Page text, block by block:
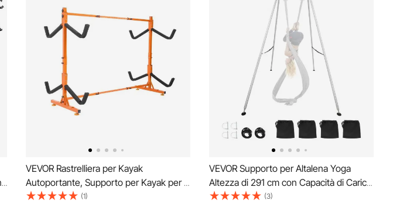
VEVOR Rastrelliera per Kayak
Autoportante, Supporto per Kayak per 4
Paddleboard per Canoa Kayak,
(1)
VEVOR Supporto per Altalena Yoga
Altezza di 291 cm con Capacità di Carico
Massima di 250 kg, Struttura
(3)